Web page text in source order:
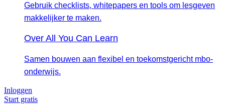
Gebruik checklists, whitepapers en tools om lesgeven
makkelijker te maken.
Over All You Can Learn
Samen bouwen aan flexibel en toekomstgericht mbo-
onderwijs.
Inloggen
Start gratis